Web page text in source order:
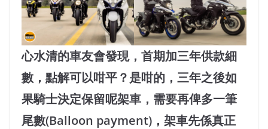
心水清的車友會發現，首期加三年供款細
數，點解可以咁平？是咁的，三年之後如
果騎士決定保留呢架車，需要再俾多一筆
尾數(Balloon payment)，架車先係真正